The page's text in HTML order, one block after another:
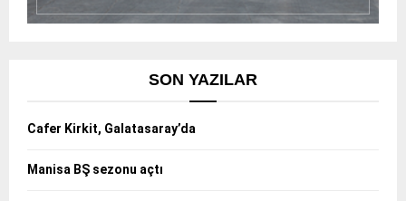
SON YAZILAR
Cafer Kirkit, Galatasaray’da
Manisa BŞ sezonu açtı